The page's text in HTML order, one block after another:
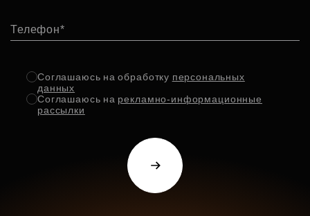
Телефон
Соглашаюсь на обработку персональных
данных
Соглашаюсь на рекламно-информационные
рассылки